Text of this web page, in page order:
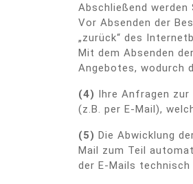
Abschließend
Vor Absenden der
„zurück“ des
Mit dem Absenden
Angebotes, wodurch
(4) Ihre Anfragen
(z.B. per E-Mail),
(5) Die Abwicklung
Mail zum Teil
der E-Mails